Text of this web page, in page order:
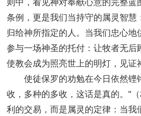
则中，看见神对奉献心意的完整蓝
条例，更是我们当持守的属灵智慧
归给神所指定的人。当我们忠心地
参与一场神圣的托付：让牧者无后
使教会成为照亮世上的明灯，见证
使徒保罗的劝勉在今日依然铿
收，多种的多收，这话是真的。"
利的交易，而是属灵的定律：当我